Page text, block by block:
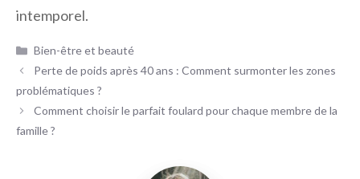
intemporel.
Catégories
Bien-être et beauté
Perte de poids après 40 ans : Comment surmonter les zones
problématiques ?
Comment choisir le parfait foulard pour chaque membre de la
famille ?